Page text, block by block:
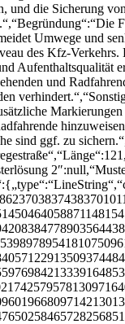
und die Sicherung
Umwege und
des Kfz-Verkehrs.
Aufenthaltsqualität
und
sind ggf. zu